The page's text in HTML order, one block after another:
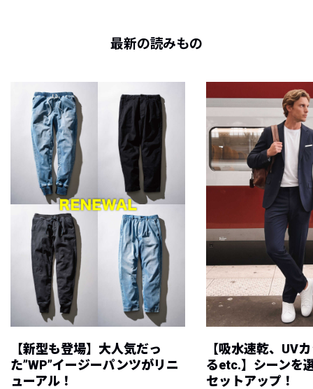
最新の読みもの
【新型も登場】大人気だっ
た”WP”イージーパンツがリニ
ューアル！
【吸水速乾、UV
るetc.】シーンを
セットアップ！